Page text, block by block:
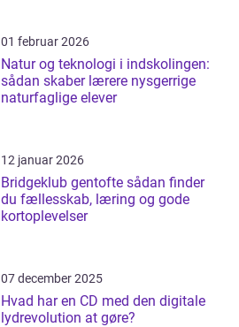
01 februar 2026
Natur og teknologi i indskolingen:
sådan skaber lærere nysgerrige
naturfaglige elever
12 januar 2026
Bridgeklub gentofte sådan finder
du fællesskab, læring og gode
kortoplevelser
07 december 2025
Hvad har en CD med den digitale
lydrevolution at gøre?